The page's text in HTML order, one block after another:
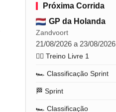
Próxima Corrida
GP da Holanda
Zandvoort
21/08/2026 a 23/08/2026
🏋️‍♂️ Treino Livre 1
🏎️ Classificação Sprint
🏁 Sprint
🏎️ Classificação